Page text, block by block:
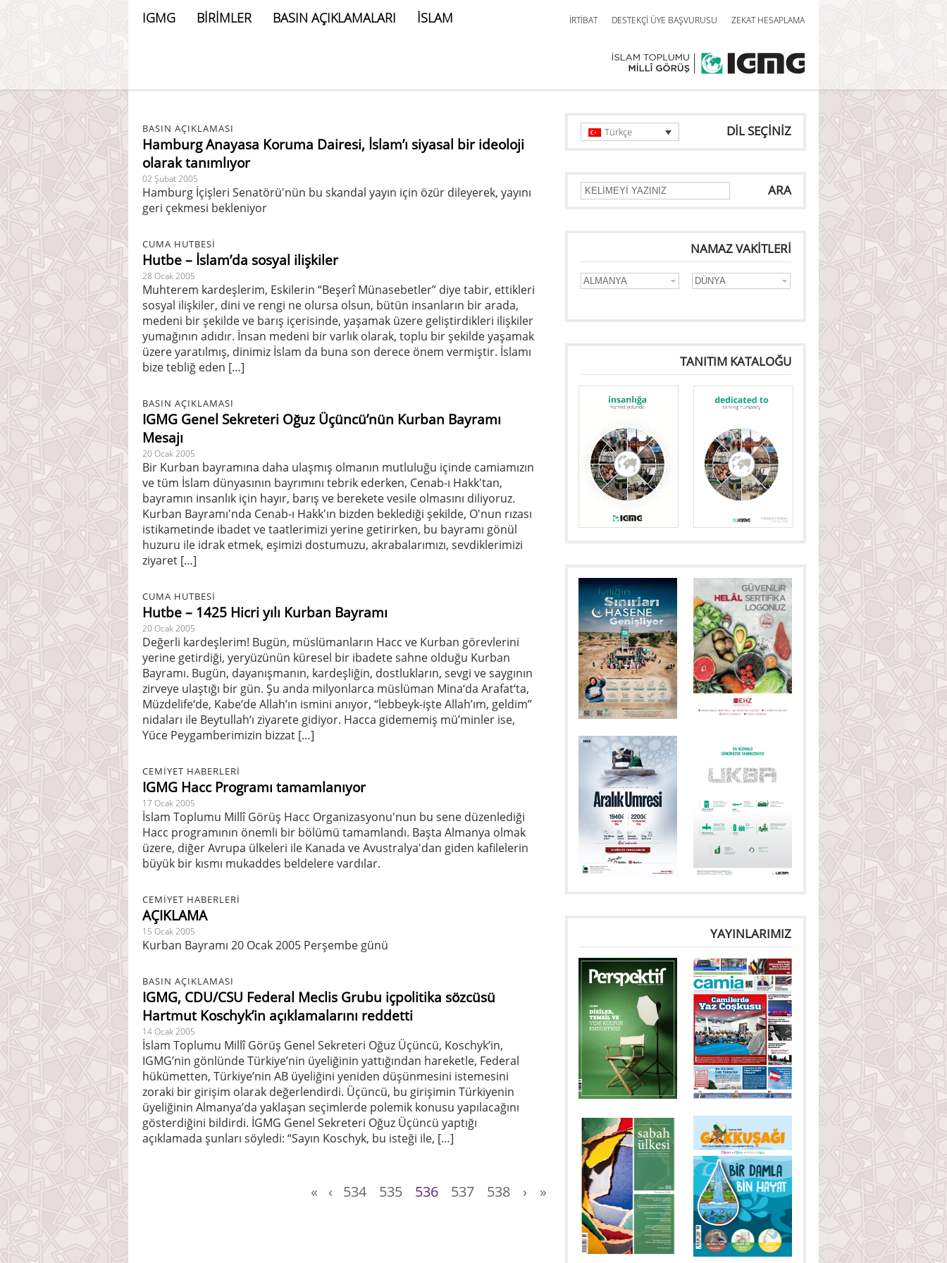
IGMG BİRİMLER BASIN AÇIKLAMALARI İSLAM İRTİBAT DESTEKÇİ ÜYE BAŞVURUSU ZEKAT HESAPLAMA
BASIN AÇIKLAMASI
Hamburg Anayasa Koruma Dairesi, İslam’ı siyasal bir ideoloji
olarak tanımlıyor
02 Şubat 2005
Hamburg İçişleri Senatörü'nün bu skandal yayın için özür dileyerek, yayını
geri çekmesi bekleniyor
CUMA HUTBESİ
Hutbe – İslam’da sosyal ilişkiler
28 Ocak 2005
Muhterem kardeşlerim, Eskilerin “Beşerî Münasebetler” diye tabir, ettikleri
sosyal ilişkiler, dini ve rengi ne olursa olsun, bütün insanların bir arada,
medeni bir şekilde ve barış içerisinde, yaşamak üzere geliştirdikleri ilişkiler
yumağının adıdır. İnsan medeni bir varlık olarak, toplu bir şekilde yaşamak
üzere yaratılmış, dinimiz İslam da buna son derece önem vermiştir. İslamı
bize tebliğ eden […]
BASIN AÇIKLAMASI
IGMG Genel Sekreteri Oğuz Üçüncü’nün Kurban Bayramı
Mesajı
20 Ocak 2005
Bir Kurban bayramına daha ulaşmış olmanın mutluluğu içinde camiamızın
ve tüm İslam dünyasının bayrımını tebrik ederken, Cenab-ı Hakk'tan,
bayramın insanlık için hayır, barış ve berekete vesile olmasını diliyoruz.
Kurban Bayramı'nda Cenab-ı Hakk'ın bizden beklediği şekilde, O'nun rızası
istikametinde ibadet ve taatlerimizi yerine getirirken, bu bayramı gönül
huzuru ile idrak etmek, eşimizi dostumuzu, akrabalarımızı, sevdiklerimizi
ziyaret […]
CUMA HUTBESİ
Hutbe – 1425 Hicri yılı Kurban Bayramı
20 Ocak 2005
Değerli kardeşlerim! Bugün, müslümanların Hacc ve Kurban görevlerini
yerine getirdiği, yeryüzünün küresel bir ibadete sahne olduğu Kurban
Bayramı. Bugün, dayanışmanın, kardeşliğin, dostlukların, sevgi ve saygının
zirveye ulaştığı bir gün. Şu anda milyonlarca müslüman Mina‘da Arafat‘ta,
Müzdelife‘de, Kabe‘de Allah’ın ismini anıyor, “lebbeyk-işte Allah’ım, geldim”
nidaları ile Beytullah‘ı ziyarete gidiyor. Hacca gidememiş mü’minler ise,
Yüce Peygamberimizin bizzat […]
CEMIYET HABERLERI
IGMG Hacc Programı tamamlanıyor
17 Ocak 2005
İslam Toplumu Millî Görüş Hacc Organizasyonu'nun bu sene düzenlediği
Hacc programının önemli bir bölümü tamamlandı. Başta Almanya olmak
üzere, diğer Avrupa ülkeleri ile Kanada ve Avustralya'dan giden kafilelerin
büyük bir kısmı mukaddes beldelere vardılar.
CEMIYET HABERLERI
AÇIKLAMA
15 Ocak 2005
Kurban Bayramı 20 Ocak 2005 Perşembe günü
BASIN AÇIKLAMASI
IGMG, CDU/CSU Federal Meclis Grubu içpolitika sözcüsü
Hartmut Koschyk’in açıklamalarını reddetti
14 Ocak 2005
İslam Toplumu Millî Görüş Genel Sekreteri Oğuz Üçüncü, Koschyk’in,
IGMG’nin gönlünde Türkiye’nin üyeliğinin yattığından hareketle, Federal
hükümetten, Türkiye’nin AB üyeliğini yeniden düşünmesini istemesini
zoraki bir girişim olarak değerlendirdi. Üçüncü, bu girişimin Türkiyenin
üyeliğinin Almanya’da yaklaşan seçimlerde polemik konusu yapılacağını
gösterdiğini bildirdi. İGMG Genel Sekreteri Oğuz Üçüncü yaptığı
açıklamada şunları söyledi: “Sayın Koschyk, bu isteği ile, […]
« ‹ 534 535 536 537 538 › »
DİL SEÇİNİZ
Türkçe
ARA
NAMAZ VAKİTLERİ
TANITIM KATALOĞU
YAYINLARIMIZ